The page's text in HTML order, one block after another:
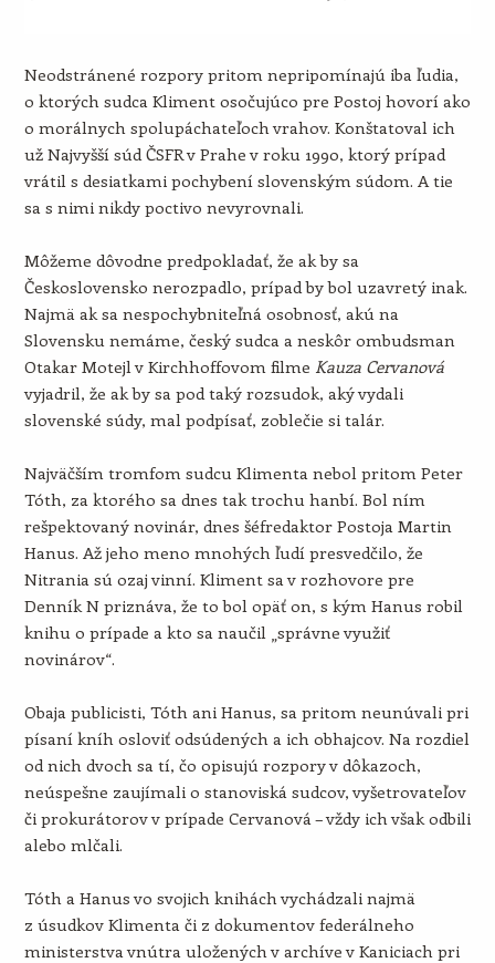
Neodstránené rozpory pritom nepripomínajú iba ľudia,
o ktorých sudca Kliment osočujúco pre Postoj hovorí ako
o morálnych spolupáchateľoch vrahov. Konštatoval ich
už Najvyšší súd ČSFR v Prahe v roku 1990, ktorý prípad
vrátil s desiatkami pochybení slovenským súdom. A tie
sa s nimi nikdy poctivo nevyrovnali.
Môžeme dôvodne predpokladať, že ak by sa
Československo nerozpadlo, prípad by bol uzavretý inak.
Najmä ak sa nespochybniteľná osobnosť, akú na
Slovensku nemáme, český sudca a neskôr ombudsman
Otakar Motejl v Kirchhoffovom filme Kauza Cervanová
vyjadril, že ak by sa pod taký rozsudok, aký vydali
slovenské súdy, mal podpísať, zoblečie si talár.
Najväčším tromfom sudcu Klimenta nebol pritom Peter
Tóth, za ktorého sa dnes tak trochu hanbí. Bol ním
rešpektovaný novinár, dnes šéfredaktor Postoja Martin
Hanus. Až jeho meno mnohých ľudí presvedčilo, že
Nitrania sú ozaj vinní. Kliment sa v rozhovore pre
Denník N priznáva, že to bol opäť on, s kým Hanus robil
knihu o prípade a kto sa naučil „správne využiť
novinárov“.
Obaja publicisti, Tóth ani Hanus, sa pritom neunúvali pri
písaní kníh osloviť odsúdených a ich obhajcov. Na rozdiel
od nich dvoch sa tí, čo opisujú rozpory v dôkazoch,
neúspešne zaujímali o stanoviská sudcov, vyšetrovateľov
či prokurátorov v prípade Cervanová – vždy ich však odbili
alebo mlčali.
Tóth a Hanus vo svojich knihách vychádzali najmä
z úsudkov Klimenta či z dokumentov federálneho
ministerstva vnútra uložených v archíve v Kaniciach pri